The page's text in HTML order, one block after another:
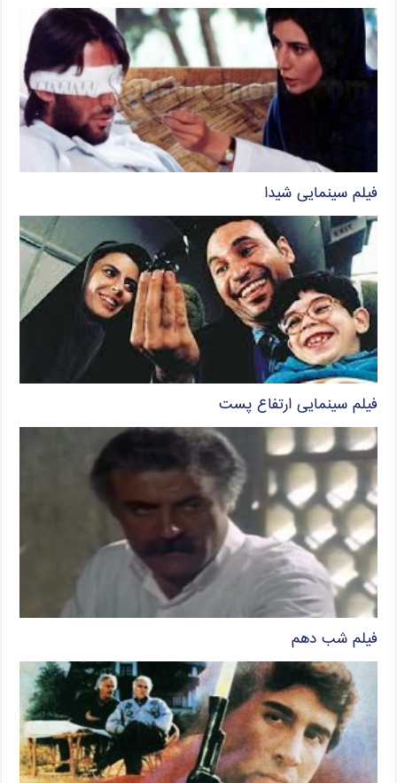
فیلم سینمایی شیدا
فیلم سینمایی ارتفاع پست
فیلم شب دهم